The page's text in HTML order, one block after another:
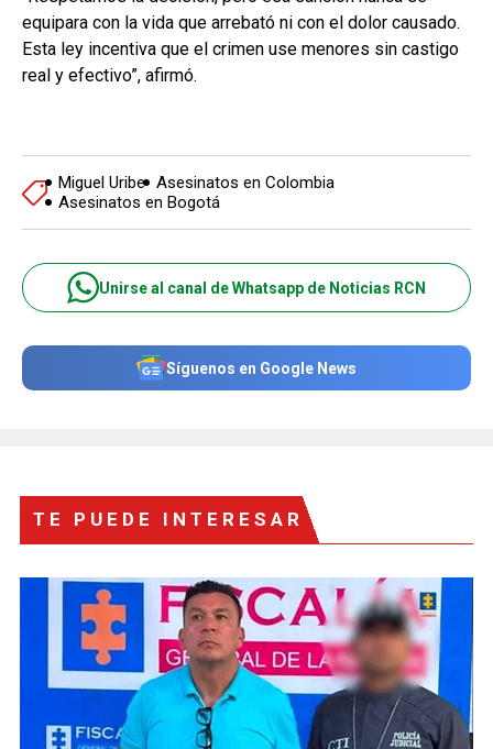
equipara con la vida que arrebató ni con el dolor causado.
Esta ley incentiva que el crimen use menores sin castigo
real y efectivo”, afirmó.
Miguel Uribe Asesinatos en Colombia
Asesinatos en Bogotá
Unirse al canal de Whatsapp de Noticias RCN
Síguenos en Google News
TE PUEDE INTERESAR